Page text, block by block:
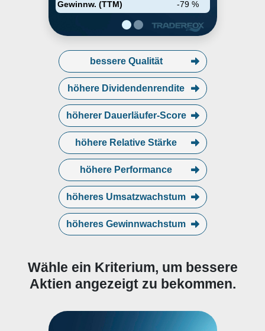
Gewinnw. (TTM) -79 %
bessere Qualität
höhere Dividendenrendite
höherer Dauerläufer-Score
höhere Relative Stärke
höhere Performance
höheres Umsatzwachstum
höheres Gewinnwachstum
Wähle ein Kriterium, um bessere
Aktien angezeigt zu bekommen.